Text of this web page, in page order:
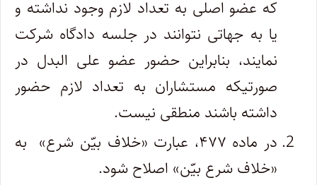
که عضو اصلی به تعداد لازم وجود نداشته و
یا به جهاتی نتوانند در جلسه دادگاه شرکت
نمایند، بنابراین حضور عضو علی البدل در
صورتیکه مستشاران به تعداد لازم حضور
داشته باشند منطقی نیست.
در ماده ۴۷۷، عبارت «خلاف بیّن شرع» به
«خلاف شرع بیّن» اصلاح شود.